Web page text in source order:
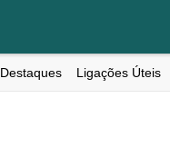
Destaques Ligações Úteis